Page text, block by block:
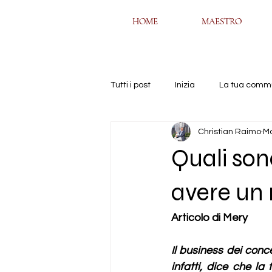
HOME MAESTRO
HOME MAESTRO
Tutti i post Inizia La tua
Quali
avere
Christian Raimo
Articolo di Mery
Il business dei
infatti, dice che la